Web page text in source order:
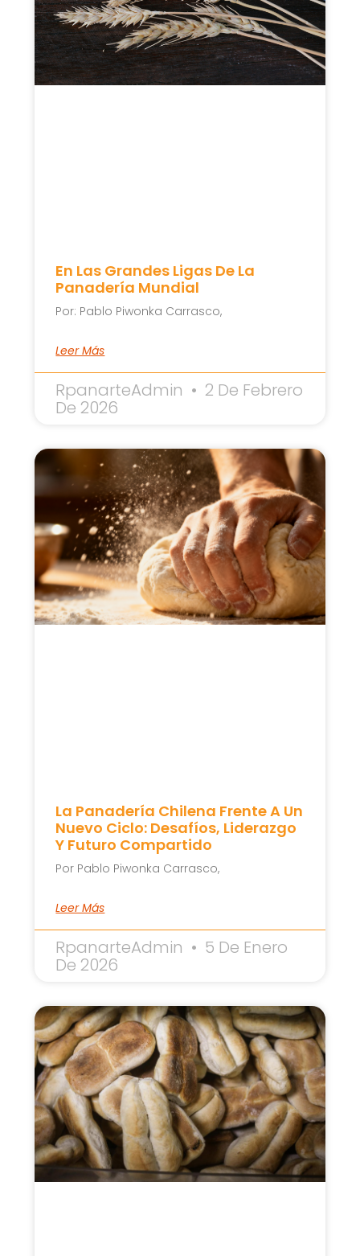
En Las Grandes Ligas De La
Panadería Mundial
Por: Pablo Piwonka Carrasco,
Leer Más
RpanarteAdmin 2 De Febrero
De 2026
La Panadería Chilena Frente A Un
Nuevo Ciclo: Desafíos, Liderazgo
Y Futuro Compartido
Por Pablo Piwonka Carrasco,
Leer Más
RpanarteAdmin 5 De Enero
De 2026